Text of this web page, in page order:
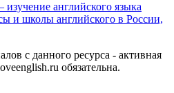
изучение английского языка
и школы английского в России,
с данного ресурса - активная
обязательна.